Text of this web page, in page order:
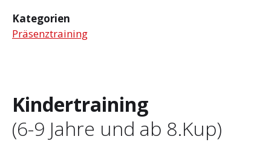
Kategorien
Präsenztraining
Kindertraining
(6-9 Jahre und ab 8.Kup)